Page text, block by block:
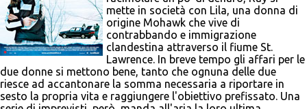
mette in società con Lila, una donna di
origine Mohawk che vive di
contrabbando e immigrazione
clandestina attraverso il fiume St.
Lawrence. In breve tempo gli affari per le
due donne si mettono bene, tanto che ognuna delle due
riesce ad accantonare la somma necessaria a riportare in
sesto la propria vita e raggiungere l'obiettivo prefissato. Una